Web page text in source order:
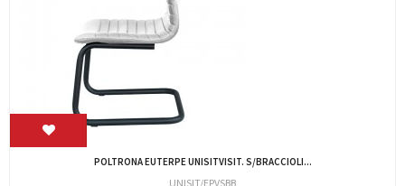
POLTRONA EUTERPE UNISITVISIT. S/BRACCIOLI...
UNISIT/EPVSBB